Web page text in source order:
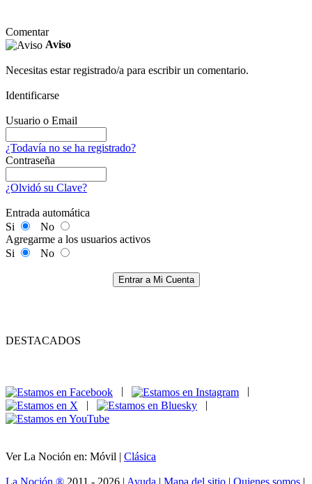
Comentar
Aviso
Necesitas estar registrado/a para escribir un comentario.
Identificarse
Usuario o Email
¿Todavía no se ha registrado?
Contraseña
¿Olvidó su Clave?
Entrada automática
Si
No
Agregarme a los usuarios activos
Si
No
Entrar a Mi Cuenta
DESTACADOS
|
|
|
|
Ver La Noción en: Móvil | Clásica